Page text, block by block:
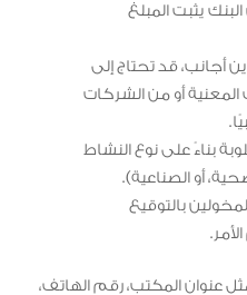
يثبت المبلغ
أجانب، قد تحتاج إلى
أو من الشركات
بناءً على نوع النشاط
أو الصناعية).
بالتوقيع
عنوان المكتب، رقم الهاتف،